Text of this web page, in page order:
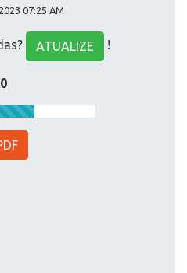
07:25 AM
ATUALIZE !